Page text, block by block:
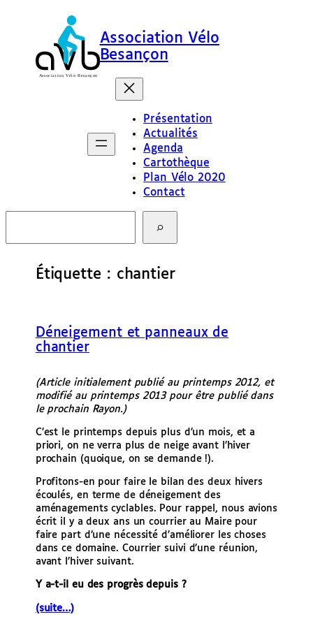
Association Vélo
Besançon
Présentation
Actualités
Agenda
Cartothèque
Plan Vélo 2020
Contact
c
Étiquette : chantier
Déneigement et panneaux de
chantier
(Article initialement publié au printemps 2012, et
modifié au printemps 2013 pour être publié dans
le prochain Rayon.)
C’est le printemps depuis plus d’un mois, et a
priori, on ne verra plus de neige avant l’hiver
prochain (quoique, on se demande !).
Profitons-en pour faire le bilan des deux hivers
écoulés, en terme de déneigement des
aménagements cyclables. Pour rappel, nous avions
écrit il y a deux ans un courrier au Maire pour
faire part d’une nécessité d’améliorer les choses
dans ce domaine. Courrier suivi d’une réunion,
avant l’hiver suivant.
Y a-t-il eu des progrès depuis ?
(suite…)